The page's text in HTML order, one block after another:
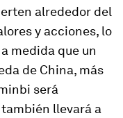
alrededor del
y acciones, lo
medida que un
de China, más
será
llevará a